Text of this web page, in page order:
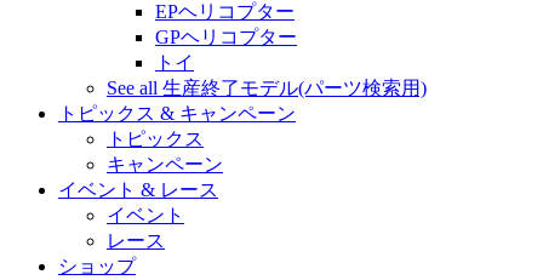
EPヘリコプター
GPヘリコプター
トイ
See all 生産終了モデル(パーツ検索用)
トピックス & キャンペーン
トピックス
キャンペーン
イベント & レース
イベント
レース
ショップ